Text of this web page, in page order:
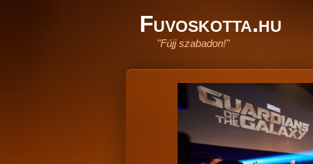
Fuvoskotta.hu
"Fújj szabadon!"